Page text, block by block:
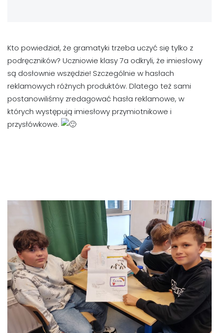
Kto powiedział, że gramatyki trzeba uczyć się tylko z
podręczników? Uczniowie klasy 7a odkryli, że imiesłowy
są dosłownie wszędzie! Szczególnie w hasłach
reklamowych różnych produktów. Dlatego też sami
postanowiliśmy zredagować hasła reklamowe, w
których występują imiesłowy przymiotnikowe i
przysłówkowe.